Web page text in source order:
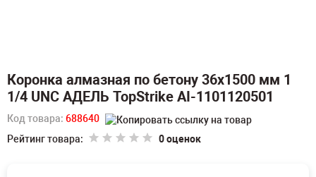
Коронка алмазная по бетону 36х1500 мм 1
1/4 UNC АДЕЛЬ TopStrike AI-1101120501
Код товара: 688640
Рейтинг товара:
0 оценок